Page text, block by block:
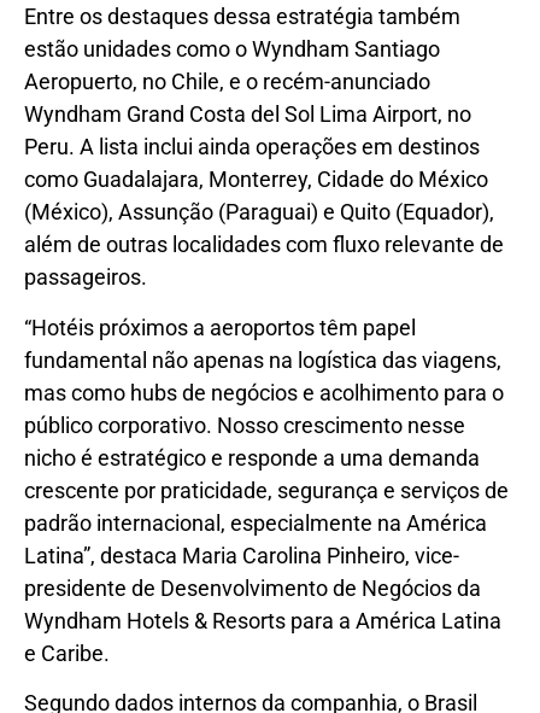
Entre os destaques dessa estratégia também
estão unidades como o Wyndham Santiago
Aeropuerto, no Chile, e o recém-anunciado
Wyndham Grand Costa del Sol Lima Airport, no
Peru. A lista inclui ainda operações em destinos
como Guadalajara, Monterrey, Cidade do México
(México), Assunção (Paraguai) e Quito (Equador),
além de outras localidades com fluxo relevante de
passageiros.
“Hotéis próximos a aeroportos têm papel
fundamental não apenas na logística das viagens,
mas como hubs de negócios e acolhimento para o
público corporativo. Nosso crescimento nesse
nicho é estratégico e responde a uma demanda
crescente por praticidade, segurança e serviços de
padrão internacional, especialmente na América
Latina”, destaca Maria Carolina Pinheiro, vice-
presidente de Desenvolvimento de Negócios da
Wyndham Hotels & Resorts para a América Latina
e Caribe.
Segundo dados internos da companhia, o Brasil